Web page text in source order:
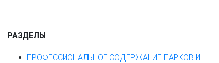
РАЗДЕЛЫ
ПРОФЕССИОНАЛЬНОЕ СОДЕРЖАНИЕ ПАРКОВ И